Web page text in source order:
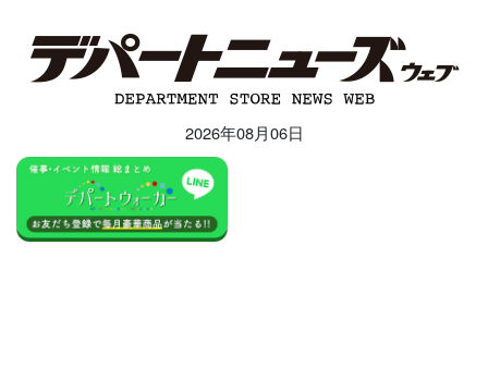
2026年08月06日